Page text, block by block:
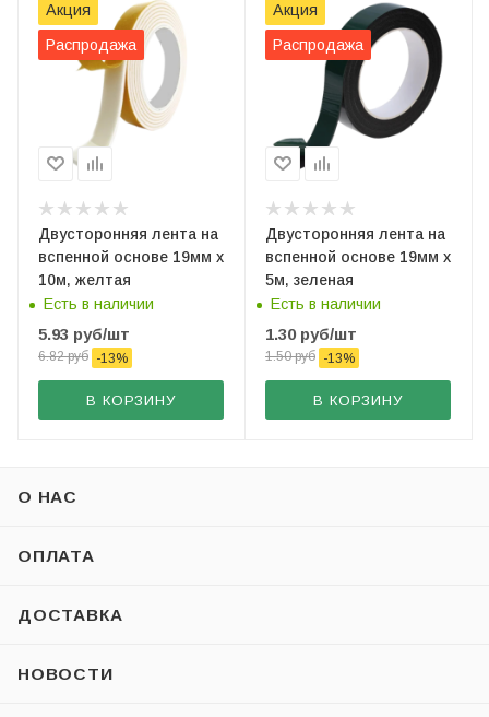
Акция
Распродажа
Двустоpонняя лента на
вспенной основе 19мм х
10м, желтая
Есть в наличии
5.93 руб/шт
6.82руб -13%
В КОРЗИНУ
Акция
Распродажа
Двустоpонняя лента на
вспенной основе 19мм х
5м, зеленая
Есть в наличии
1.30 руб/шт
1.50руб -13%
В КОРЗИНУ
О НАС
ОПЛАТА
ДОСТАВКА
НОВОСТИ